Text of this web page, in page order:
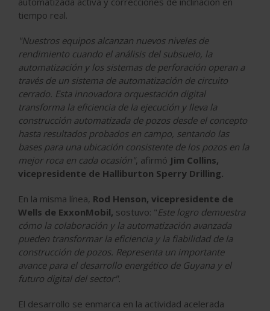
tiempo real.
"Nuestros equipos alcanzan nuevos niveles de
rendimiento cuando el análisis del subsuelo, la
automatización y los sistemas de perforación operan a
través de un sistema de automatización de circuito
cerrado. Esta innovadora orquestación digital
transforma la eficiencia de la ejecución y lleva la
construcción automatizada de pozos desde el concepto
hasta resultados probados en campo, sentando las
bases para una ubicación consistente de los pozos en la
mejor roca en cada ocasión", afirmó Jim Collins,
vicepresidente de Halliburton Sperry Drilling.
En la misma línea, Rod Henson, vicepresidente de
Wells de ExxonMobil, sostuvo: "Este logro demuestra
cómo la colaboración y la automatización avanzada
pueden transformar la eficiencia y la fiabilidad de la
construcción de pozos. Representa un importante
avance para el desarrollo energético de Guyana y el
futuro digital del sector".
El desarrollo se enmarca en la actividad acelerada